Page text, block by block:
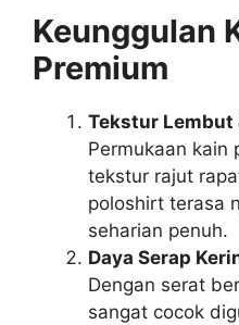
Keunggulan
Premium
Tekstur Lembut
Permukaan kain
tekstur rajut
poloshirt terasa
seharian penuh.
Daya Serap
Dengan serat
sangat cocok